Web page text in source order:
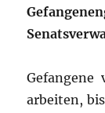
Gefangene
arbeiten,